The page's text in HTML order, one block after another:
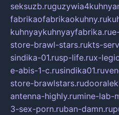
seksuzb.ru
fabrikaofabrikaokuhny.ru
kuhnyaykuhnyayfabrika.ru
store-brawl-stars.rukts-
sindika-01.rusp-life.rux-
e-abis-1-c.rusindika01.ru
store-brawlstars.ru
antenna-highly.rumine-lab-
3-sex-porn.ruban-damn.ru